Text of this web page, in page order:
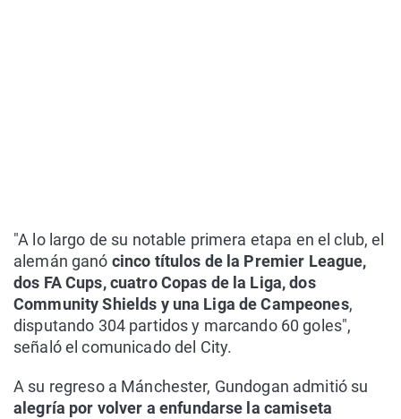
"A lo largo de su notable primera etapa en el club, el
alemán ganó cinco títulos de la Premier League,
dos FA Cups, cuatro Copas de la Liga, dos
Community Shields y una Liga de Campeones,
disputando 304 partidos y marcando 60 goles",
señaló el comunicado del City.
A su regreso a Mánchester, Gundogan admitió su
alegría por volver a enfundarse la camiseta